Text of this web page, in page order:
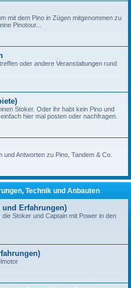
mit dem Pino in Zügen mitgenommen zu
Pinotour...
oder andere Veranstaltungen rund
Stoker. Oder ihr habt kein Pino und
hier mal posten oder nachfragen.
Antworten zu Pino, Tandem & Co.
Technik und Anbauten
Erfahrungen)
Stoker und Captain mit Power in den